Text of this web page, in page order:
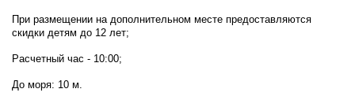
При размещении на дополнительном месте предоставляются
скидки детям до 12 лет;
Расчетный час - 10:00;
До моря: 10 м.